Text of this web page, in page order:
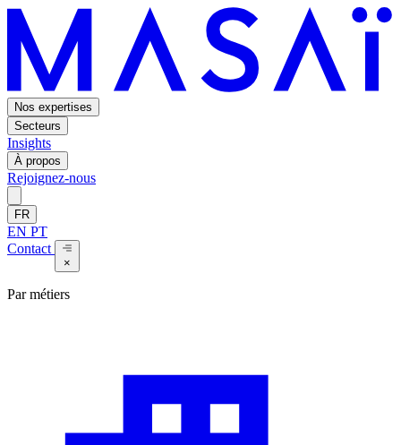
Nos expertises
Secteurs
Insights
À propos
Rejoignez-nous
FR
EN PT
Contact
×
Par métiers